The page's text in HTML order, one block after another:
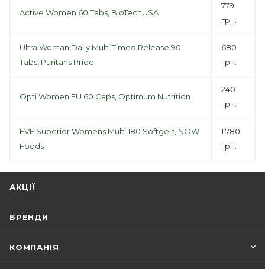
Active Women 60 Tabs, BioTechUSA
779
грн.
Ultra Woman Daily Multi Timed Release 90
Tabs, Puritans Pride
680
грн.
Opti Women EU 60 Caps, Optimum Nutrition
240
грн.
EVE Superior Womens Multi 180 Softgels, NOW
Foods
1 780
грн.
АКЦІЇ
БРЕНДИ
КОМПАНІЯ